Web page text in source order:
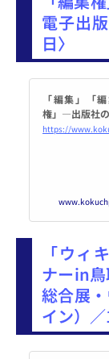
電子出
日〉
「編集」「
権」―出版社
11月25日（
「ウィ
ナーin
総合展
イン）